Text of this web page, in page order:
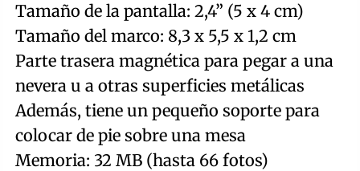
Tamaño de la pantalla: 2,4” (5 x 4 cm)
Tamaño del marco: 8,3 x 5,5 x 1,2 cm
Parte trasera magnética para pegar a una
nevera u a otras superficies metálicas
Además, tiene un pequeño soporte para
colocar de pie sobre una mesa
Memoria: 32 MB (hasta 66 fotos)